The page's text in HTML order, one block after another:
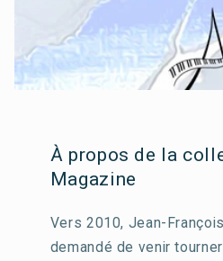
À propos de la
Magazine
Vers 2010, Jean-
demandé de venir